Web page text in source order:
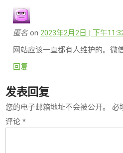
匿名 on2023年2月2日 | 下午
网站应该一直都有人维护的。微
回复
发表回复
您的电子邮箱地址不会被公开。 必
评论*